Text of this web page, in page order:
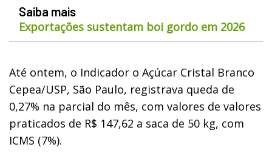
Saiba mais
Exportações sustentam boi gordo em 2026
Até ontem, o Indicador o Açúcar Cristal Branco
Cepea/USP, São Paulo, registrava queda de
0,27% na parcial do mês, com valores de valores
praticados de R$ 147,62 a saca de 50 kg, com
ICMS (7%).